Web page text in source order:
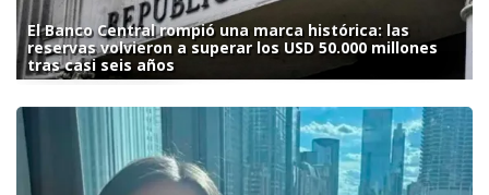
El Banco Central rompió una marca histórica: las
reservas volvieron a superar los USD 50.000 millones
tras casi seis años